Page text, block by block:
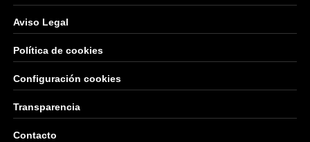
Aviso Legal
Política de cookies
Configuración cookies
Transparencia
Contacto